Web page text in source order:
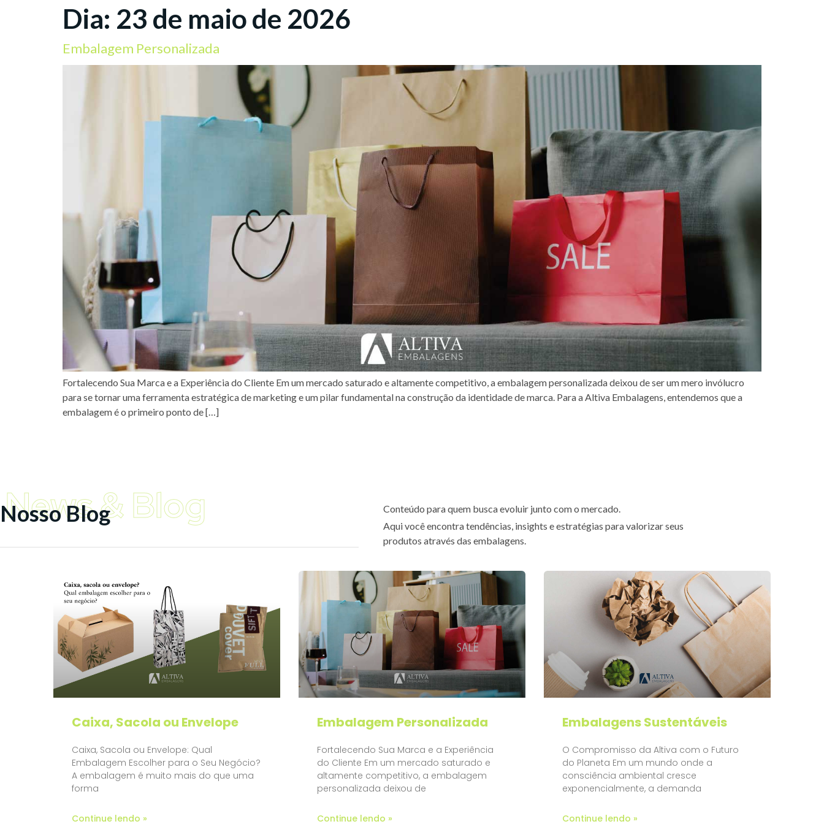
Dia: 23 de maio de 2026
Embalagem Personalizada
Fortalecendo Sua Marca e a Experiência do Cliente Em um mercado saturado e altamente competitivo, a embalagem personalizada deixou de ser um mero invólucro
para se tornar uma ferramenta estratégica de marketing e um pilar fundamental na construção da identidade de marca. Para a Altiva Embalagens, entendemos que a
embalagem é o primeiro ponto de […]
News & Blog
Nosso Blog
Conteúdo para quem busca evoluir junto com o mercado.
Aqui você encontra tendências, insights e estratégias para valorizar seus
produtos através das embalagens.
Caixa, Sacola ou Envelope
Caixa, Sacola ou Envelope: Qual
Embalagem Escolher para o Seu Negócio?
A embalagem é muito mais do que uma
forma
Continue lendo »
Embalagem Personalizada
Fortalecendo Sua Marca e a Experiência
do Cliente Em um mercado saturado e
altamente competitivo, a embalagem
personalizada deixou de
Continue lendo »
Embalagens Sustentáveis
O Compromisso da Altiva com o Futuro
do Planeta Em um mundo onde a
consciência ambiental cresce
exponencialmente, a demanda
Continue lendo »